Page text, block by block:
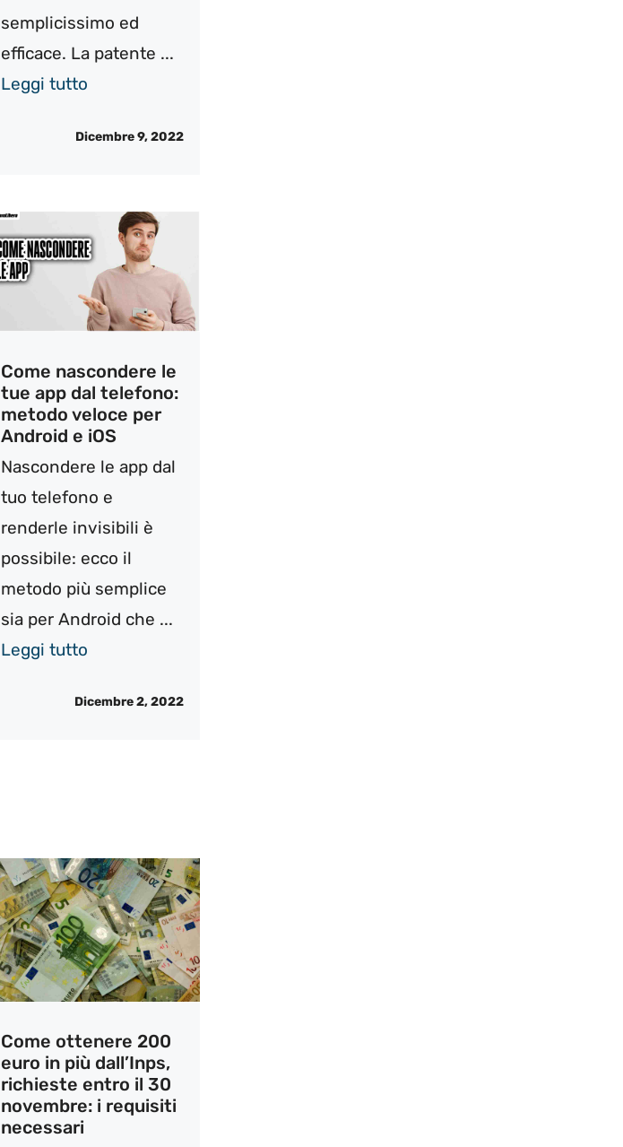
semplicissimo ed
efficace. La patente ...
Leggi tutto
Dicembre 9, 2022
Come nascondere le
tue app dal telefono:
metodo veloce per
Android e iOS
Nascondere le app dal
tuo telefono e
renderle invisibili è
possibile: ecco il
metodo più semplice
sia per Android che ...
Leggi tutto
Dicembre 2, 2022
Come ottenere 200
euro in più dall’Inps,
richieste entro il 30
novembre: i requisiti
necessari